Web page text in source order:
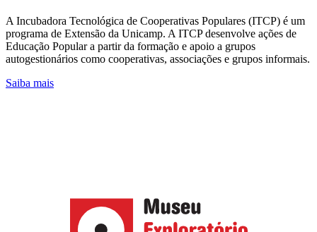
A Incubadora Tecnológica de Cooperativas Populares (ITCP) é um
programa de Extensão da Unicamp. A ITCP desenvolve ações de
Educação Popular a partir da formação e apoio a grupos
autogestionários como cooperativas, associações e grupos informais.
Saiba mais